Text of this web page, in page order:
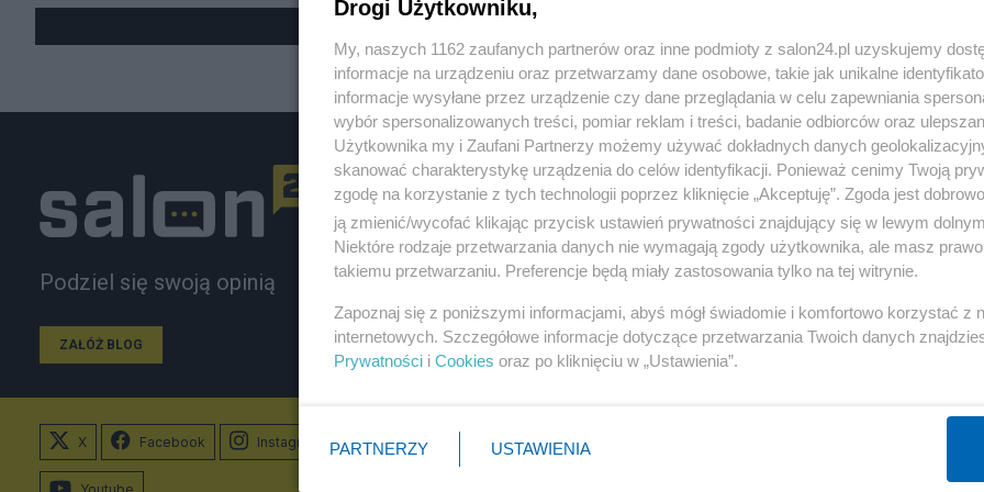
Podziel się swoją opinią
ZAŁÓŻ BLOG
Polityka
Rosja
PiS
Prezydent
NATO
Gospodarka
Biznes
Pieniądze
Centralny Port Komunikacyjny
Inwestycje
Podatki
X Facebook Instagram
Youtube
Drogi Użytkowniku,
My, naszych 1162 zaufanych partnerów oraz inne podmioty z salon24.pl uzyskujemy
informacje na urządzeniu oraz przetwarzamy dane osobowe, takie jak unikalne
informacje wysyłane przez urządzenie czy dane przeglądania w celu zapewniania
wybór spersonalizowanych treści, pomiar reklam i treści, badanie odbiorców oraz
Użytkownika my i Zaufani Partnerzy możemy używać dokładnych danych
skanować charakterystykę urządzenia do celów identyfikacji. Ponieważ cenimy Twoją
zgodę na korzystanie z tych technologii poprzez kliknięcie „Akceptuję”. Zgoda jest
ją zmienić/wycofać klikając przycisk ustawień prywatności znajdujący się w lewym
Niektóre rodzaje przetwarzania danych nie wymagają zgody użytkownika, ale masz
takiemu przetwarzaniu. Preferencje będą miały zastosowania tylko na tej witrynie.
Zapoznaj się z poniższymi informacjami, abyś mógł świadomie i komfortowo korzystać z
internetowych. Szczegółowe informacje dotyczące przetwarzania Twoich danych
Prywatności i Cookies oraz po kliknięciu w „Ustawienia”.
PARTNERZY USTAWIENIA